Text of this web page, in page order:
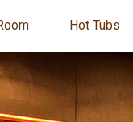
Hot Tubs